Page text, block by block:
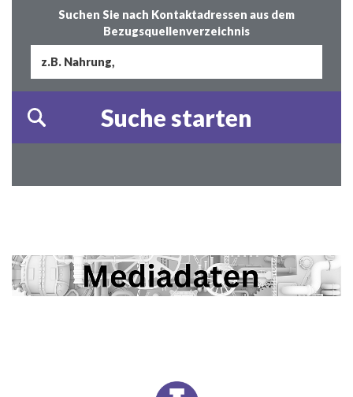
Suchen Sie nach Kontaktadressen aus dem
Bezugsquellenverzeichnis